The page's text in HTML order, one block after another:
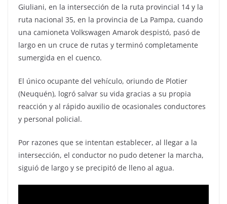
Giuliani, en la intersección de la ruta provincial 14 y la
ruta nacional 35, en la provincia de La Pampa, cuando
una camioneta Volkswagen Amarok despistó, pasó de
largo en un cruce de rutas y terminó completamente
sumergida en el cuenco.
El único ocupante del vehículo, oriundo de Plotier
(Neuquén), logró salvar su vida gracias a su propia
reacción y al rápido auxilio de ocasionales conductores
y personal policial.
Por razones que se intentan establecer, al llegar a la
intersección, el conductor no pudo detener la marcha,
siguió de largo y se precipitó de lleno al agua.